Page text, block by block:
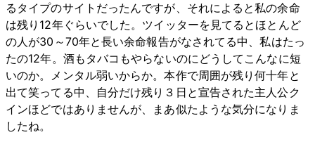
るタイプのサイトだったんですが、それによると私の余命
は残り12年ぐらいでした。ツイッターを見てるとほとんど
の人が30～70年と長い余命報告がなされてる中、私はたっ
たの12年。酒もタバコもやらないのにどうしてこんなに短
いのか。メンタル弱いからか。本作で周囲が残り何十年と
出て笑ってる中、自分だけ残り３日と宣告された主人公ク
インほどではありませんが、まあ似たような気分になりま
したね。